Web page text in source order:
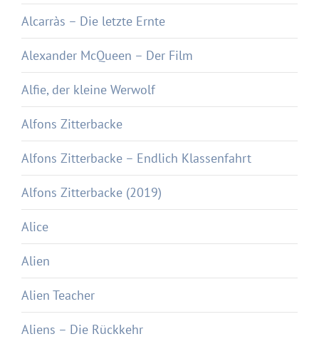
Alcarràs – Die letzte Ernte
Alexander McQueen – Der Film
Alfie, der kleine Werwolf
Alfons Zitterbacke
Alfons Zitterbacke – Endlich Klassenfahrt
Alfons Zitterbacke (2019)
Alice
Alien
Alien Teacher
Aliens – Die Rückkehr